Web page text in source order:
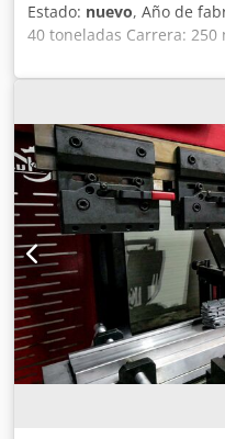
Estado: nuevo, Año de
40 toneladas Carrera:
Velocidad de retorno: 20
mm Altura de trabajo:
Altura máxima de la
Angsha Capacidad para
Capacidad para tubos: 60
estándar - Limitación
retorno. - Control NC. -
Velocidad de flexión
cerrada. - El diseño ZOPF
herramientas sin pérdida
hidráulico está montado
capacidad, lo que
precisión, incluso bajo
portautensilios universal
podrá trabajar con gran